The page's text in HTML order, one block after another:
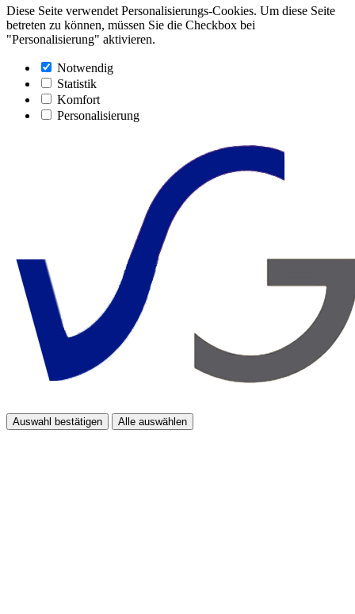
Diese Seite verwendet Personalisierungs-Cookies. Um diese Seite
betreten zu können, müssen Sie die Checkbox bei
"Personalisierung" aktivieren.
Notwendig
Statistik
Komfort
Personalisierung
Auswahl bestätigen Alle auswählen